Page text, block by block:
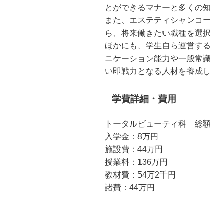
とができるマナーと多くの
また、エステティシャンコ
ら、将来働きたい職種を選
ほかにも、学生自ら運営す
ニケーション能力や一般常
い即戦力となる人材を養成し
学費詳細・費用
トータルビューティ科 総
入学金：8万円
施設費：44万円
授業料：136万円
教材費：54万2千円
諸費：44万円